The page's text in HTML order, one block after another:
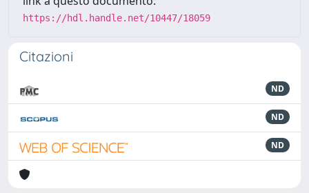
https://hdl.handle.net/10447/18059
Citazioni
ND
ND
ND